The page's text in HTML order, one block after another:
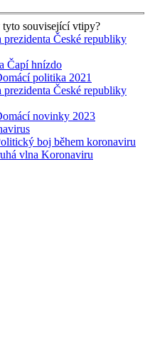
související vtipy?